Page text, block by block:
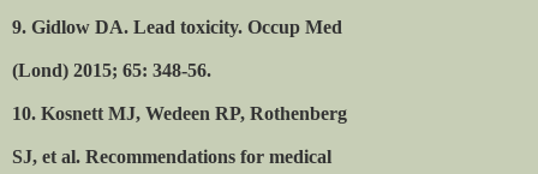
9. Gidlow DA. Lead toxicity. Occup Med
(Lond) 2015; 65: 348-56.
10. Kosnett MJ, Wedeen RP, Rothenberg
SJ, et al. Recommendations for medical